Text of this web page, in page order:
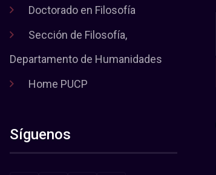
Doctorado en Filosofía
Sección de Filosofía,
Departamento de Humanidades
Home PUCP
Síguenos